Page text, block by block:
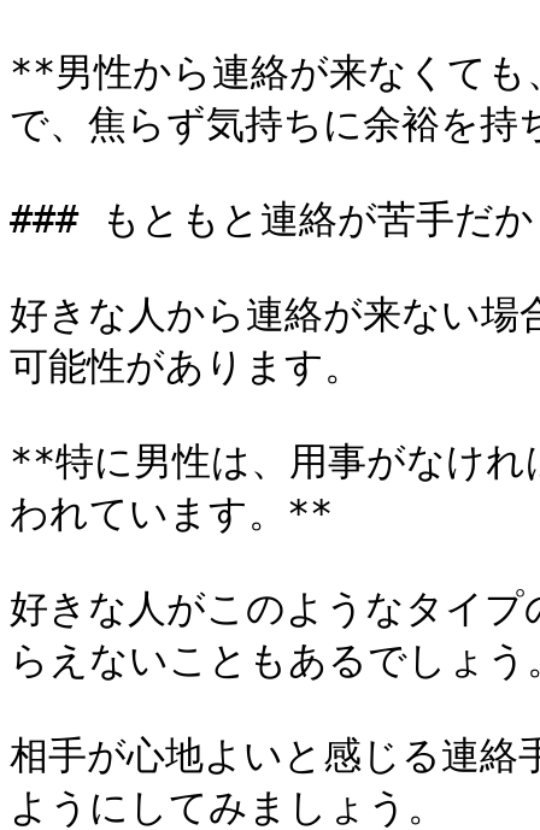
**男性から連絡が来なくて
で、焦らず気持ちに余裕を
### もともと連絡が苦手だ
好きな人から連絡が来ない
可能性があります。
**特に男性は、用事がなけれ
われています。**
好きな人がこのようなタイ
らえないこともあるでしょう
相手が心地よいと感じる連絡
ようにしてみましょう。